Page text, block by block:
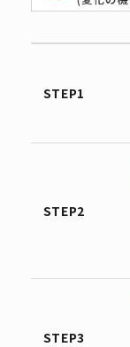
STEP1
STEP2
STEP3